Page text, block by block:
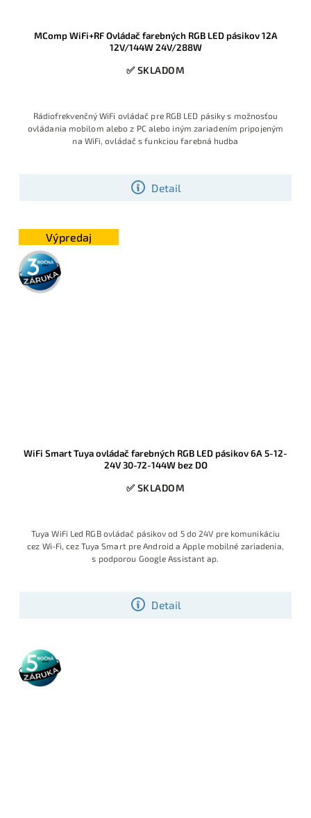
MComp WiFi+RF Ovládač farebných RGB LED pásikov 12A
12V/144W 24V/288W
✅ SKLADOM
Detail
Rádiofrekvenčný WiFi ovládač pre RGB LED pásiky s možnosťou
ovládania mobilom alebo z PC alebo iným zariadením pripojeným
na WiFi, ovládač s funkciou farebná hudba
Výpredaj
3 roky
záruka
WiFi Smart Tuya ovládač farebných RGB LED pásikov 6A 5-12-
24V 30-72-144W bez DO
✅ SKLADOM
Detail
Tuya WiFi Led RGB ovládač pásikov od 5 do 24V pre komunikáciu
cez Wi-Fi, cez Tuya Smart pre Android a Apple mobilné zariadenia,
s podporou Google Assistant ap.
5 rokov
záruka